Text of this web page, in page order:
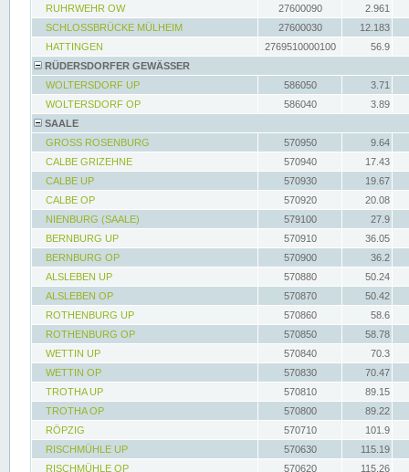
RUHRWEHR OW
27600090
2.961
SCHLOSSBRÜCKE MÜLHEIM
27600030
12.183
HATTINGEN
2769510000100
56.9
RÜDERSDORFER GEWÄSSER
WOLTERSDORF UP
586050
3.71
WOLTERSDORF OP
586040
3.89
SAALE
GROSS ROSENBURG
570950
9.64
CALBE GRIZEHNE
570940
17.43
CALBE UP
570930
19.67
CALBE OP
570920
20.08
NIENBURG (SAALE)
579100
27.9
BERNBURG UP
570910
36.05
BERNBURG OP
570900
36.2
ALSLEBEN UP
570880
50.24
ALSLEBEN OP
570870
50.42
ROTHENBURG UP
570860
58.6
ROTHENBURG OP
570850
58.78
WETTIN UP
570840
70.3
WETTIN OP
570830
70.47
TROTHA UP
570810
89.15
TROTHA OP
570800
89.22
RÖPZIG
570710
101.9
RISCHMÜHLE UP
570630
115.19
RISCHMÜHLE OP
570620 115.26